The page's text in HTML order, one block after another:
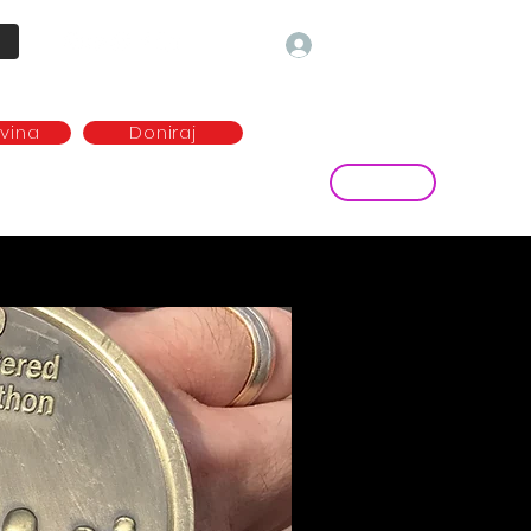
Doniraj